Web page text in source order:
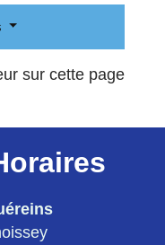
sur cette page